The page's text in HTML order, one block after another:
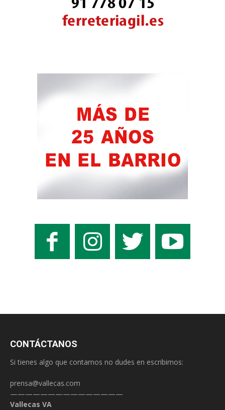
CONTÁCTANOS
Si tienes algo que contarnos no dudes en escribirnos:
prensa@vallecas.com
———————————————
Vallecas VA